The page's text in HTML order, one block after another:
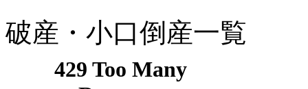
破産・小口倒産一覧